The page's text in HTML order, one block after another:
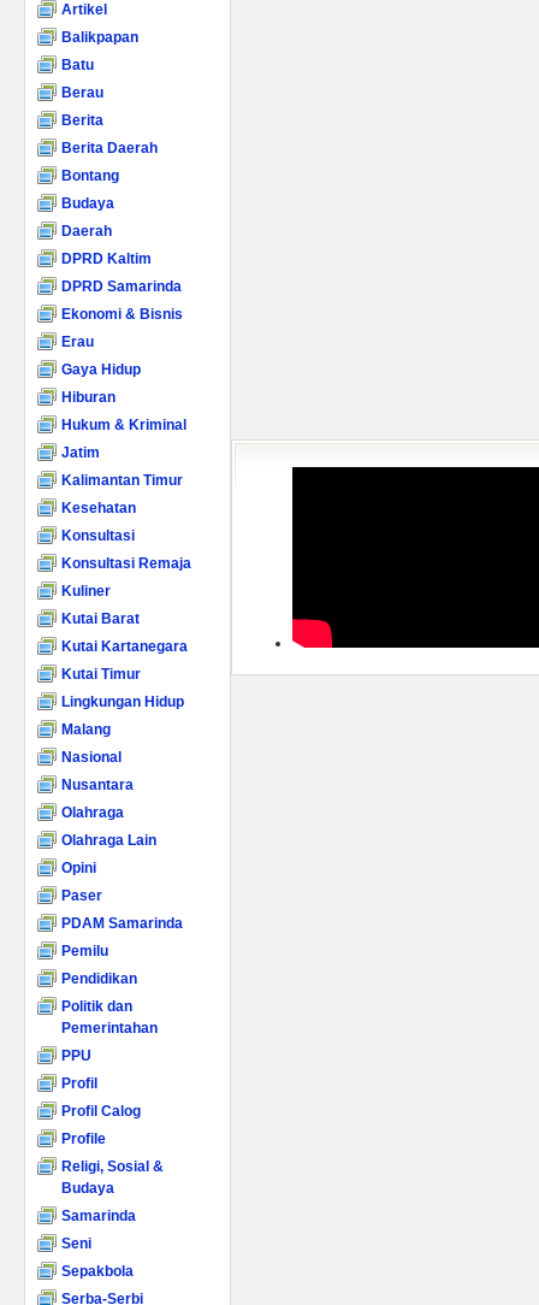
Artikel
Balikpapan
Batu
Berau
Berita
Berita Daerah
Bontang
Budaya
Daerah
DPRD Kaltim
DPRD Samarinda
Ekonomi & Bisnis
Erau
Gaya Hidup
Hiburan
Hukum & Kriminal
Jatim
Kalimantan Timur
Kesehatan
Konsultasi
Konsultasi Remaja
Kuliner
Kutai Barat
Kutai Kartanegara
Kutai Timur
Lingkungan Hidup
Malang
Nasional
Nusantara
Olahraga
Olahraga Lain
Opini
Paser
PDAM Samarinda
Pemilu
Pendidikan
Politik dan
Pemerintahan
PPU
Profil
Profil Calog
Profile
Religi, Sosial &
Budaya
Samarinda
Seni
Sepakbola
Serba-Serbi